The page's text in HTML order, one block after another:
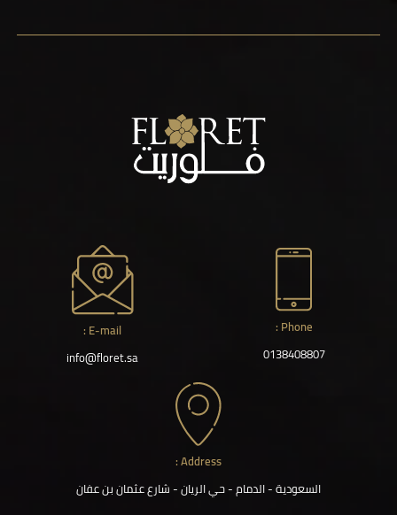
Phone :
0138408807
E-mail :
info@floret.sa
Address :
السعودية - الدمام - حي الريان - شارع عثمان بن عفان